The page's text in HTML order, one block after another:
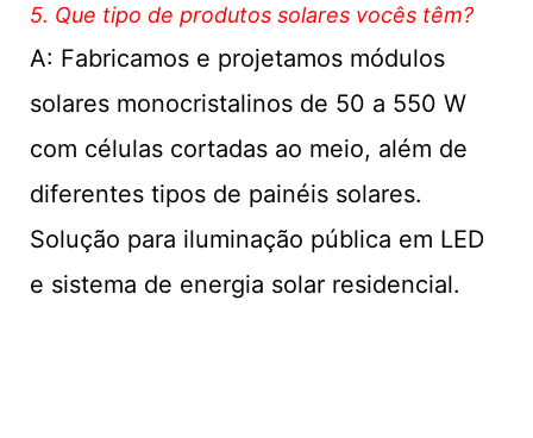
5. Que tipo de produtos solares vocês têm?
A: Fabricamos e projetamos módulos
solares monocristalinos de 50 a 550 W
com células cortadas ao meio, além de
diferentes tipos de painéis solares.
Solução para iluminação pública em LED
e sistema de energia solar residencial.